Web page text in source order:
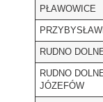
PŁAWOWICE
RUDNO
RUDNO
JÓZEFÓW